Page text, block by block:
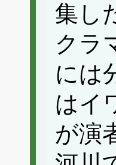
集し
クラ
には
はイ
が演